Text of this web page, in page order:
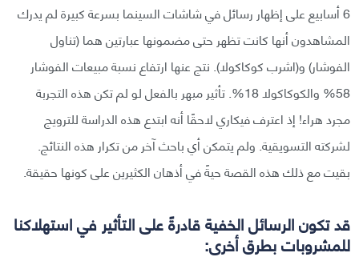
6 أسابيع على إظهار رسائل في شاشات السينما بسرعة كبيرة لم يدرك
المشاهدون أنها كانت تظهر حتى مضمونها عبارتين هما (تناول
الفوشار) و(اشرب كوكاكولا). نتج عنها ارتفاع نسبة مبيعات الفوشار
58% والكوكاكولا 18%. تأثير مبهر بالفعل لو لم تكن هذه التجربة
مجرد هراء! إذ اعترف فيكاري لاحقًا أنه ابتدع هذه الدراسة للترويج
لشركته التسويقية. ولم يتمكن أي باحث آخر من تكرار هذه النتائج.
بقيت مع ذلك هذه القصة حيةً في أذهان الكثيرين على كونها حقيقة.
قد تكون الرسائل الخفية قادرةً على التأثير في استهلاكنا
للمشروبات بطرق أخرى: